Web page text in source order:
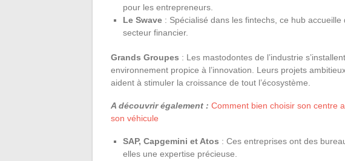
pour les entrepreneurs.
Le Swave : Spécialisé dans les fintechs, ce hub
secteur financier.
Grands Groupes : Les mastodontes de l’industrie
environnement propice à l’innovation. Leurs projets
aident à stimuler la croissance de tout l’écosystème.
A découvrir également : Comment bien choisir son centre
son véhicule
SAP, Capgemini et Atos : Ces entreprises ont des
elles une expertise précieuse.